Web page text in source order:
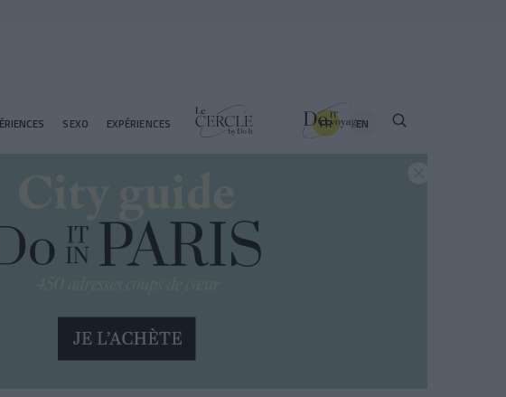
SEXO EXPÉRIENCES FR EN